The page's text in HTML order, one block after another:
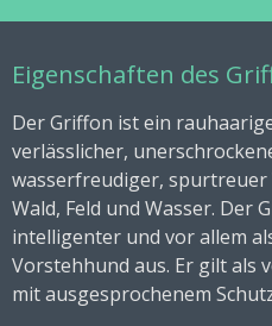
Eigenschaften des
Der Griffon ist ein
verlässlicher,
wasserfreudiger,
Wald, Feld und Wasser. Der
intelligenter und vor allem
Vorstehhund aus. Er gilt als
mit ausgesprochenem